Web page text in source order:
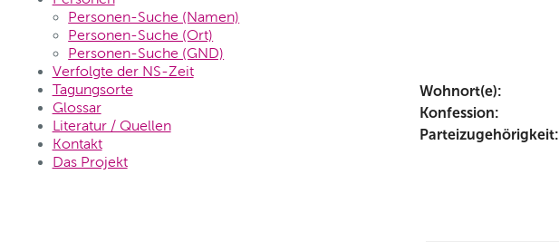
Personen-Suche (Namen)
Personen-Suche (Ort)
Personen-Suche (GND)
Verfolgte der NS-Zeit
Tagungsorte
Glossar
Literatur / Quellen
Kontakt
Das Projekt
Wohnort(e):
Konfession:
Parteizugehörigkeit: